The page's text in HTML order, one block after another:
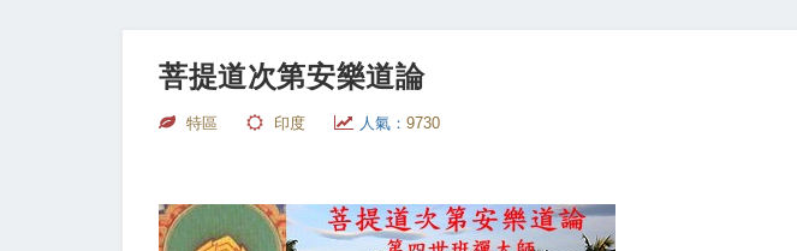
菩提道次第安樂道論
特區 印度 人氣： 9730